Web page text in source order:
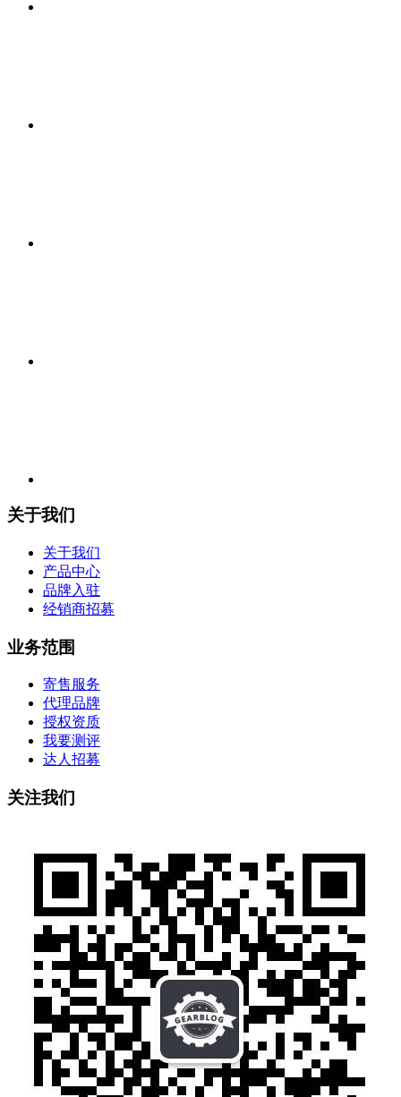
关于我们
关于我们
产品中心
品牌入驻
经销商招募
业务范围
寄售服务
代理品牌
授权资质
我要测评
达人招募
关注我们